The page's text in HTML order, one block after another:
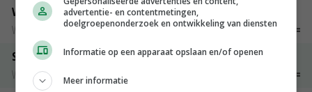
Vleeskuikens Barneveld tot 2000 gr
Weekcijfers
€ 1,09~ € 1,11
Slachtkippen Barneveld Moederdieren (> 3,5 kg)
Weekcijfers
advertentie- en contentmetingen,
doelgroepenonderzoek en ontwikkeling van diensten
Informatie op een apparaat opslaan en/of openen
Meer informatie